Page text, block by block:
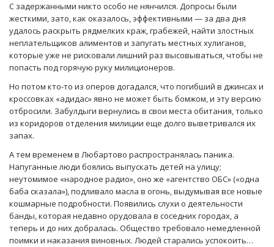
С задержанными никто особо не нянчился. Допросы были
жесткими, зато, как оказалось, эффективными — за два дня
удалось раскрыть рядмелких краж, грабежей, найти злостных
неплательщиков алиментов и запугать местных хулиганов,
которые уже не рисковали лишний раз высовываться, чтобы не
попасть под горячую руку милиционеров.
Но потом кто-то из оперов догадался, что погибший в джинсах и
кроссовках «адидас» явно не может быть бомжом, и эту версию
отбросили. Забулдыги вернулись в свои места обитания, только
из коридоров отделения милиции еще долго выветривался их
запах.
А тем временем в Любартово распространялась паника.
Напуганные люди боялись выпускать детей на улицу;
неутомимое «народное радио», оно же «агентство ОБС» («одна
баба сказала»), подливало масла в огонь, выдумывая все новые
кошмарные подробности. Появились слухи о деятельности
банды, которая недавно орудовала в соседних городах, а
теперь и до них добралась. Общество требовало немедленной
поимки и наказания виновных. Людей старались успокоить…